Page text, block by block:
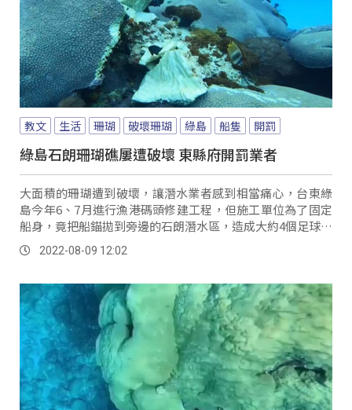
教文 生活 珊瑚 破壞珊瑚 綠島 船隻 開罰
綠島石朗珊瑚礁屢遭破壞 東縣府開罰業者
大面積的珊瑚遭到破壞，讓潛水業者感到相當痛心，台東綠
島今年6、7月進行漁港碼頭修建工程，但施工單位為了固定
船身，竟把船錨拋到旁邊的石朗潛水區，造成大約4個足球場
面積的珊瑚礁遭到破壞斷裂，遭到環保團體和...。
2022-08-09 12:02